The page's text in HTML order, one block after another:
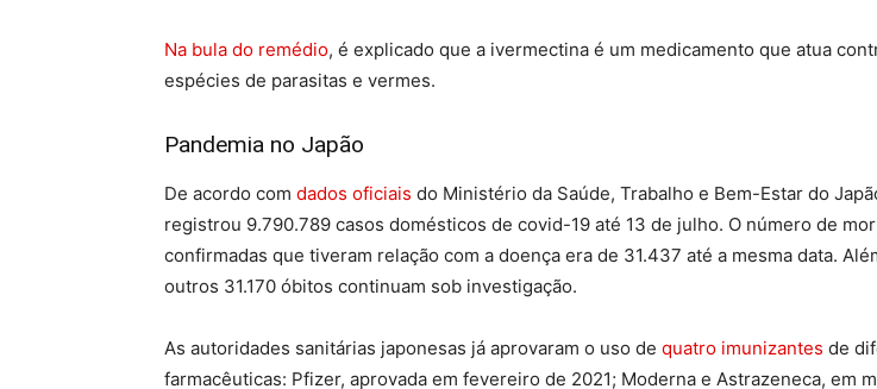
Na bula do remédio, é explicado que a ivermectina é um medicamento que atua
espécies de parasitas e vermes.
Pandemia no Japão
De acordo com dados oficiais do Ministério da Saúde, Trabalho e Bem-Estar do
registrou 9.790.789 casos domésticos de covid-19 até 13 de julho. O número de
confirmadas que tiveram relação com a doença era de 31.437 até a mesma data.
outros 31.170 óbitos continuam sob investigação.
As autoridades sanitárias japonesas já aprovaram o uso de quatro imunizantes de
farmacêuticas: Pfizer, aprovada em fevereiro de 2021; Moderna e Astrazeneca, em